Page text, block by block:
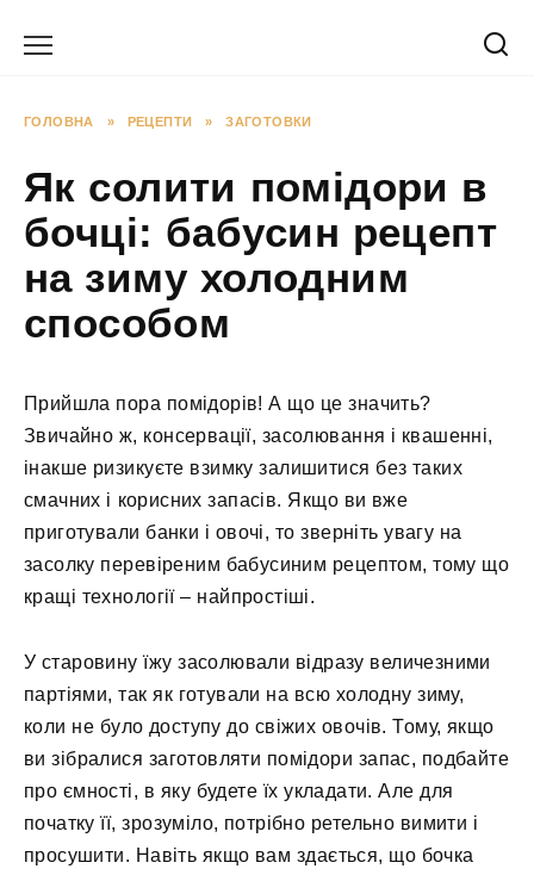
ГОЛОВНА » РЕЦЕПТИ » ЗАГОТОВКИ
Як солити помідори в
бочці: бабусин рецепт
на зиму холодним
способом
Прийшла пора помідорів! А що це значить?
Звичайно ж, консервації, засолювання і квашенні,
інакше ризикуєте взимку залишитися без таких
смачних і корисних запасів. Якщо ви вже
приготували банки і овочі, то зверніть увагу на
засолку перевіреним бабусиним рецептом, тому що
кращі технології – найпростіші.
У старовину їжу засолювали відразу величезними
партіями, так як готували на всю холодну зиму,
коли не було доступу до свіжих овочів. Тому, якщо
ви зібралися заготовляти помідори запас, подбайте
про ємності, в яку будете їх укладати. Але для
початку її, зрозуміло, потрібно ретельно вимити і
просушити. Навіть якщо вам здається, що бочка